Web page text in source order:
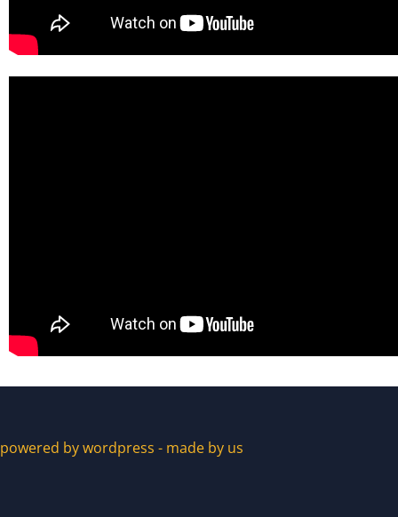
powered by wordpress - made by us